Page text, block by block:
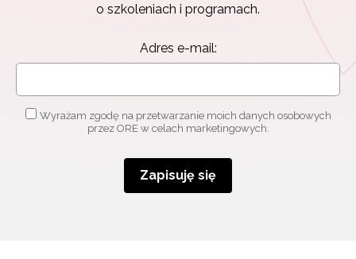
o szkoleniach i programach.
Adres e-mail:
Wyrażam zgodę na przetwarzanie moich danych osobowych
przez ORE w celach marketingowych.
Zapisuję się
Zapisz się i bądź na bieżąco z najnowszymi